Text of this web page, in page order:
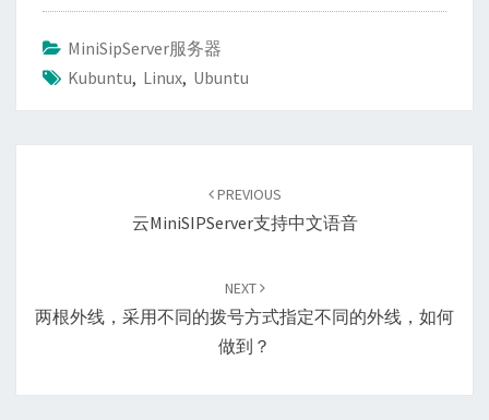
MiniSipServer服务器
Kubuntu, Linux, Ubuntu
PREVIOUS
云miniSIPServer支持中文语音
NEXT
两根外线，采用不同的拨号方式指定不同的外线，如何
做到？